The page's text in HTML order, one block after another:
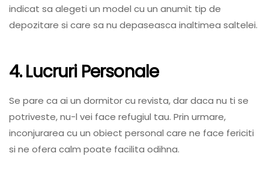
indicat sa alegeti un model cu un anumit tip de
depozitare si care sa nu depaseasca inaltimea saltelei.
4. Lucruri Personale
Se pare ca ai un dormitor cu revista, dar daca nu ti se
potriveste, nu-l vei face refugiul tau. Prin urmare,
inconjurarea cu un obiect personal care ne face fericiti
si ne ofera calm poate facilita odihna.